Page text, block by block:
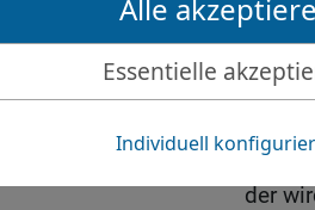
Jesus,
28
der